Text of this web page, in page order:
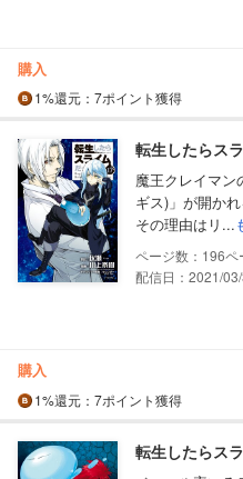
購入
1%還元 ：7ポイント獲得
転生したらス
魔王クレイマン
ギス)」が開かれ
その理由はリ...
196
配信日：2021/
購入
1%還元 ：7ポイント獲得
転生したらス